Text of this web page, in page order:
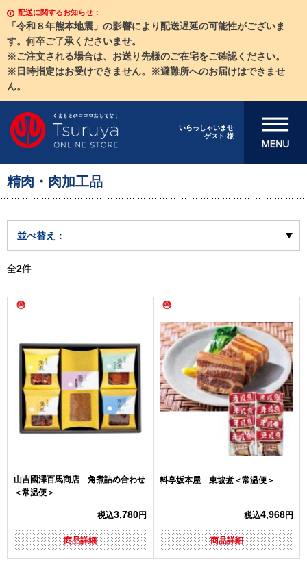
配送に関するお知らせ：
「令和８年熊本地震」の影響により配送遅延の可能性がございま
す。何卒ご了承くださいませ。
※ご注文される場合は、お送り先様のご在宅をご確認ください。
※日時指定はお受けできません。※避難所へのお届けはできませ
ん。
いらっしゃいませ
ゲスト 様
メニューを開
精肉・肉加工品
並べ替え：
全2件
山吉國澤百馬商店 角煮詰め合わせ
＜常温便＞
税込3,780円
商品詳細
料亭坂本屋 東坡煮＜常温便＞
税込4,968円
商品詳細